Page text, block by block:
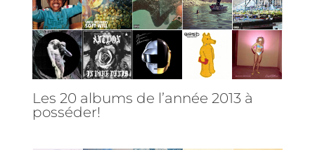
Les 20 albums de l’année 2013 à
posséder!